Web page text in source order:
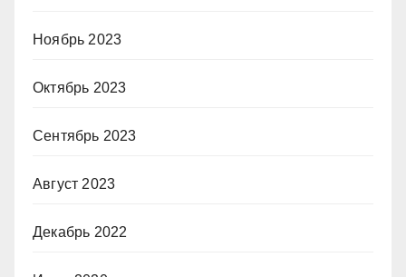
Ноябрь 2023
Октябрь 2023
Сентябрь 2023
Август 2023
Декабрь 2022